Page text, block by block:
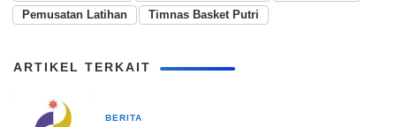
Pemusatan Latihan
Timnas Basket Putri
ARTIKEL TERKAIT
BERITA